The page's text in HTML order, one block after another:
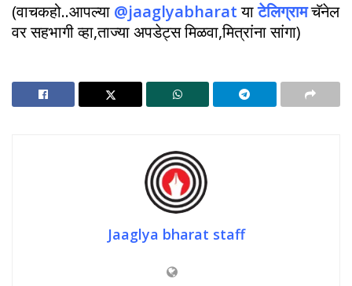
(वाचकहो..आपल्या @jaaglyabharat याटेलिग्रामचॅनेल
वर सहभागी व्हा,ताज्या अपडेट्स मिळवा,मित्रांना सांगा)
Jaaglya bharat staff